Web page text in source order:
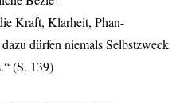
Kraft, Klarheit, Phan-
dürfen niemals Selbstzweck
(S. 139)